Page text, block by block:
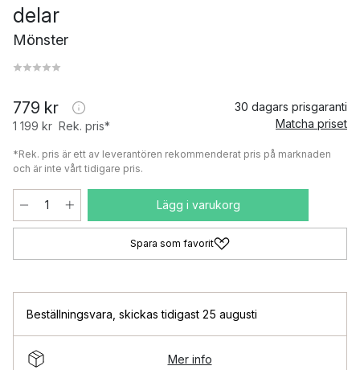
delar
Mönster
779 kr
1 199 kr Rek. pris*
30 dagars prisgaranti
Matcha priset
*Rek. pris är ett av leverantören rekommenderat pris på marknaden
och är inte vårt tidigare pris.
Lägg i varukorg
Spara som favorit
Beställningsvara skickas tidigast 25 augusti
Mer info